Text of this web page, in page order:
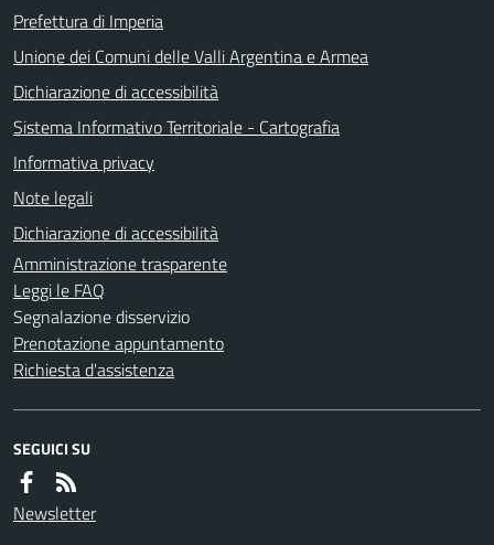
Prefettura di Imperia
Unione dei Comuni delle Valli Argentina e Armea
Dichiarazione di accessibilità
Sistema Informativo Territoriale - Cartografia
Informativa privacy
Note legali
Dichiarazione di accessibilità
Amministrazione trasparente
Leggi le FAQ
Segnalazione disservizio
Prenotazione appuntamento
Richiesta d'assistenza
SEGUICI SU
Newsletter